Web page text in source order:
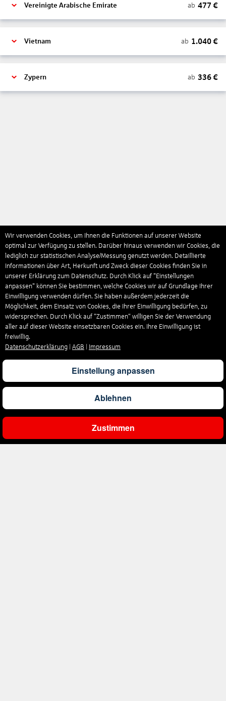
Ergebnisse filtern
Vereinigte Arabische Emirate ab 477 €
Vietnam ab 1.040€
Zypern ab 336€
Wir verwenden Cookies, um Ihnen die Funktionen auf unserer Website
optimal zur Verfügung zu stellen. Darüber hinaus verwenden wir Cookies, die
lediglich zur statistischen Analyse/Messung genutzt werden. Detaillierte
Informationen über Art, Herkunft und Zweck dieser Cookies finden Sie in
unserer Erklärung zum Datenschutz. Durch Klick auf "Einstellungen
anpassen" können Sie bestimmen, welche Cookies wir auf Grundlage Ihrer
Einwilligung verwenden dürfen. Sie haben außerdem jederzeit die
Möglichkeit, dem Einsatz von Cookies, die Ihrer Einwilligung bedürfen, zu
widersprechen. Durch Klick auf “Zustimmen“ willigen Sie der Verwendung
aller auf dieser Website einsetzbaren Cookies ein. Ihre Einwilligung ist
freiwillig.
Datenschutzerklärung
AGB Impressum
Einstellung anpassen
Ablehnen
Zustimmen